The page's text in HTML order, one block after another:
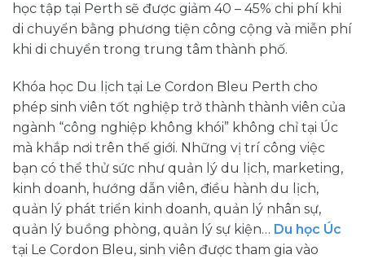
học tập tại Perth sẽ được giảm 40 – 45% chi phí khi
di chuyển bằng phương tiện công cộng và miễn phí
khi di chuyển trong trung tâm thành phố.
Khóa học Du lịch tại Le Cordon Bleu Perth cho
phép sinh viên tốt nghiệp trở thành thành viên của
ngành “công nghiệp không khói” không chỉ tại Úc
mà khắp nơi trên thế giới. Những vị trí công việc
bạn có thể thử sức như quản lý du lịch, marketing,
kinh doanh, hướng dẫn viên, điều hành du lịch,
quản lý phát triển kinh doanh, quản lý nhân sự,
quản lý buồng phòng, quản lý sự kiện… Du học Úc
tại Le Cordon Bleu, sinh viên được tham gia vào